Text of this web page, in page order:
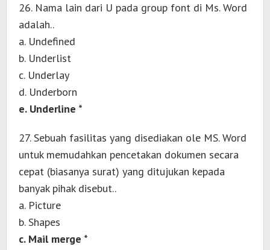
26. Nama lain dari U pada group font di Ms. Word
adalah..
a. Undefined
b. Underlist
c. Underlay
d. Underborn
e. Underline *
27. Sebuah fasilitas yang disediakan ole MS. Word
untuk memudahkan pencetakan dokumen secara
cepat (biasanya surat) yang ditujukan kepada
banyak pihak disebut..
a. Picture
b. Shapes
c. Mail merge *